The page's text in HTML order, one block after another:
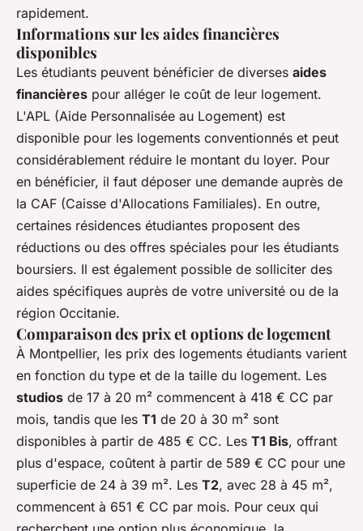
rapidement.
Informations sur les aides financières
disponibles
Les étudiants peuvent bénéficier de diverses aides
financières pour alléger le coût de leur logement.
L'APL (Aide Personnalisée au Logement) est
disponible pour les logements conventionnés et peut
considérablement réduire le montant du loyer. Pour
en bénéficier, il faut déposer une demande auprès de
la CAF (Caisse d'Allocations Familiales). En outre,
certaines résidences étudiantes proposent des
réductions ou des offres spéciales pour les étudiants
boursiers. Il est également possible de solliciter des
aides spécifiques auprès de votre université ou de la
région Occitanie.
Comparaison des prix et options de logement
À Montpellier, les prix des logements étudiants varient
en fonction du type et de la taille du logement. Les
studios de 17 à 20 m² commencent à 418 € CC par
mois, tandis que les T1 de 20 à 30 m² sont
disponibles à partir de 485 € CC. Les T1 Bis, offrant
plus d'espace, coûtent à partir de 589 € CC pour une
superficie de 24 à 39 m². Les T2, avec 28 à 45 m²,
commencent à 651 € CC par mois. Pour ceux qui